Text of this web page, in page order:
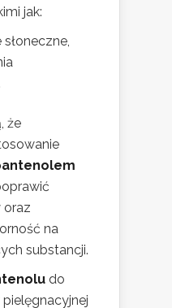
jak:
że
oraz
na
substancji.
do